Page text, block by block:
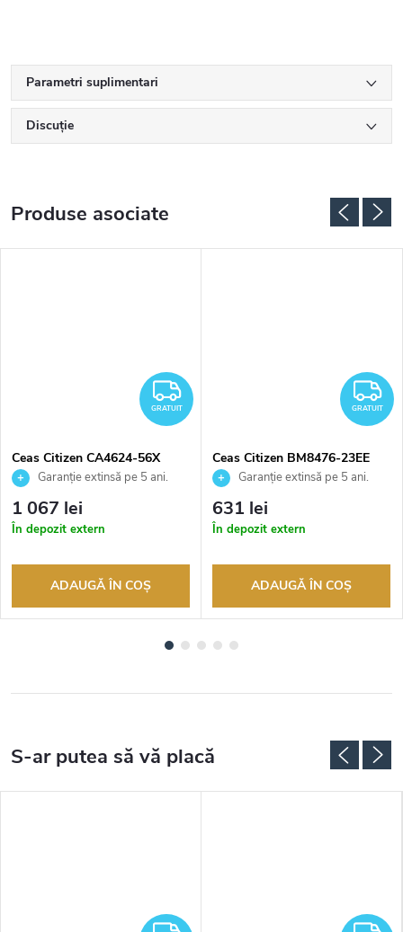
Parametri suplimentari
Discuţie
Produse asociate
GRATUIT
GRATUIT
Ceas Citizen CA4624-56X
Garanție extinsă pe 5 ani.
Până la 100 de zile pentru
returnarea bunurilor. Vânzător
autorizat
1 067 lei
În depozit extern
ADAUGĂ ÎN COŞ
GRATUIT
Ceas Citizen BM8476-23EE
Garanție extinsă pe 5 ani.
Până la 100 de zile pentru
returnarea bunurilor. Vânzător
autorizat
631 lei
În depozit extern
ADAUGĂ ÎN COŞ